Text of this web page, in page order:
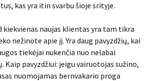
kas yra itin svarbu šioje srityje.
kiekvienas naujas klientas yra tam tikra
nežinote apie jį. Yra daug pavyzdžių, kai
tiekėjai nukenčia nuo nelabai
Kaip pavyzdžiui: jeigu vairuotojas sužino,
nuomojamas bernvakario proga